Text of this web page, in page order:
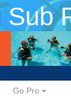
Go Pro